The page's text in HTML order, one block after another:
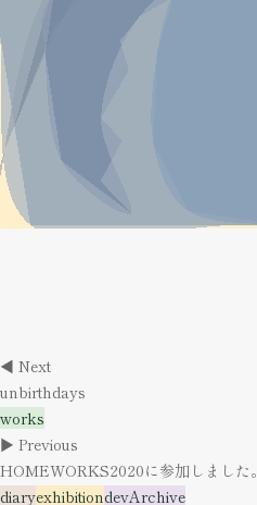
◀︎ Next
unbirthdays
works
▶︎ Previous
HOMEWORKS2020に参加しました。
diaryexhibitiondevArchive